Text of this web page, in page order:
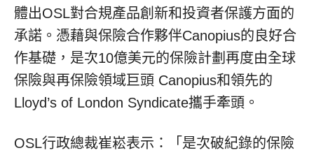
體出OSL對合規產品創新和投資者保護方面的
承諾 。憑藉與保險合作夥伴Canopius的良好合
作基礎，是次10億美元的保險計劃再度由全球
保險與再保險領域巨頭 Canopius和領先的
Lloyd’s of London Syndicate攜手牽頭。
OSL行政總裁崔崧表示：「是次破紀錄的保險